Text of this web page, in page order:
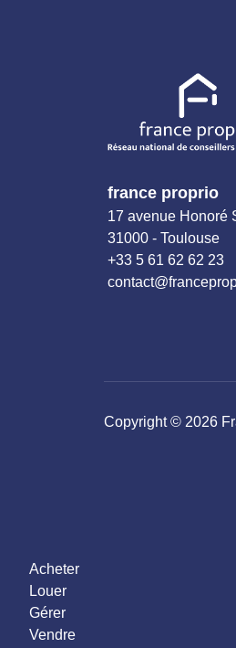
france proprio
17 avenue Honoré
31000 - Toulouse
+33 5 61 62 62 23
Copyright © 2026
Acheter
Louer
Gérer
Vendre